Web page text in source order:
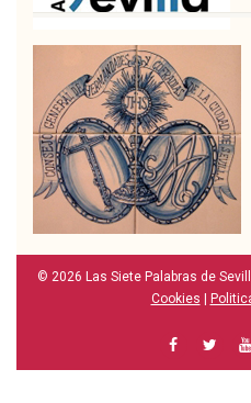
© 2026 Las Siete Palabras de
Cookies |